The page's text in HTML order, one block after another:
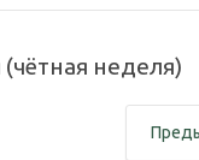
(чётная неделя)